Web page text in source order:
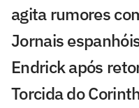
agita rumores
Jornais
Endrick após
Torcida do